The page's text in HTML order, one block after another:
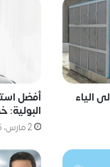
الياء
أفضل
2 مارس، 2025